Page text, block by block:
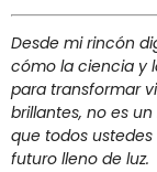
Desde mi rincón
cómo la ciencia y
para transformar
brillantes, no es
que todos
futuro lleno de luz.